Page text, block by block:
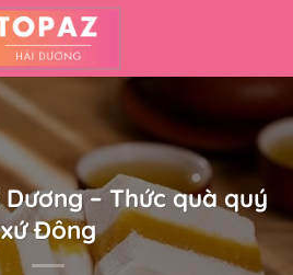
– Thức quà quý
xứ Đông